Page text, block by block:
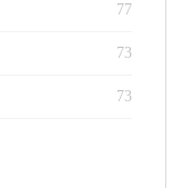
77
73
73